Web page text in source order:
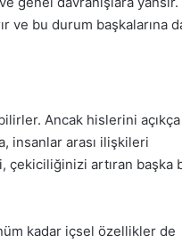
ve bu durum başkalarına
Ancak hislerini
insanlar arası ilişkileri
çekiciliğinizi artıran başka
kadar içsel özellikler de